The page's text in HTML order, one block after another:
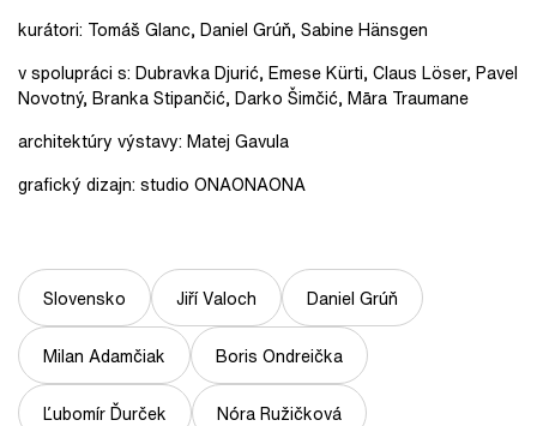
kurátori: Tomáš Glanc, Daniel Grúň, Sabine Hänsgen
v spolupráci s: Dubravka Djurić, Emese Kürti, Claus Löser, Pavel
Novotný, Branka Stipančić, Darko Šimčić, Māra Traumane
architektúry výstavy: Matej Gavula
grafický dizajn: studio ONAONAONA
Slovensko Jiří Valoch Daniel Grúň
Milan Adamčiak Boris Ondreička
Ľubomír Ďurček Nóra Ružičková